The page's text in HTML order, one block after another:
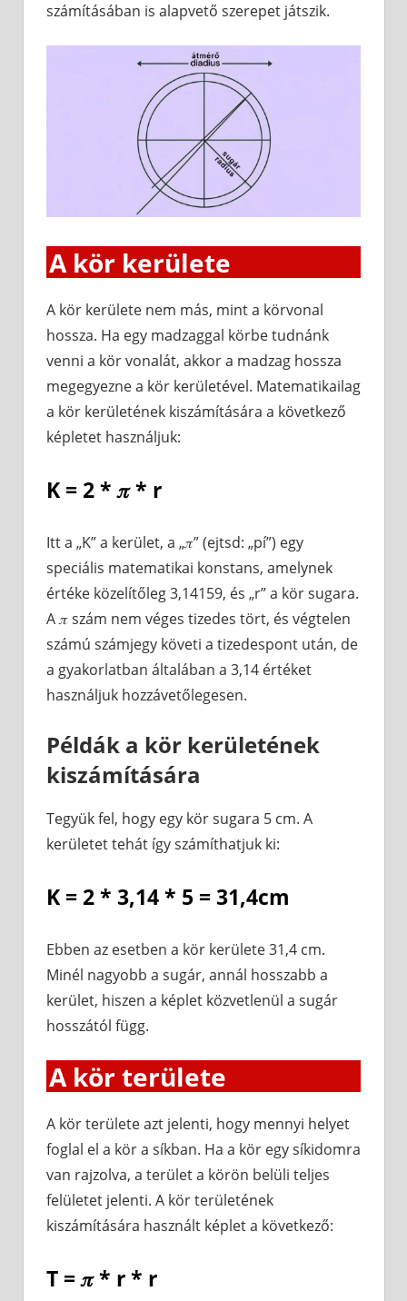
számításában is alapvető szerepet játszik.
A kör kerülete
A kör kerülete nem más, mint a körvonal
hossza. Ha egy madzaggal körbe tudnánk
venni a kör vonalát, akkor a madzag hossza
megegyezne a kör kerületével. Matematikailag
a kör kerületének kiszámítására a következő
képletet használjuk:
K = 2 * 𝜋 * r
Itt a „K” a kerület, a „𝜋” (ejtsd: „pí”) egy
speciális matematikai konstans, amelynek
értéke közelítőleg 3,14159, és „r” a kör sugara.
A 𝜋 szám nem véges tizedes tört, és végtelen
számú számjegy követi a tizedespont után, de
a gyakorlatban általában a 3,14 értéket
használjuk hozzávetőlegesen.
Példák a kör kerületének
kiszámítására
Tegyük fel, hogy egy kör sugara 5 cm. A
kerületet tehát így számíthatjuk ki:
K = 2 * 3,14 * 5 = 31,4cm
Ebben az esetben a kör kerülete 31,4 cm.
Minél nagyobb a sugár, annál hosszabb a
kerület, hiszen a képlet közvetlenül a sugár
hosszától függ.
A kör területe
A kör területe azt jelenti, hogy mennyi helyet
foglal el a kör a síkban. Ha a kör egy síkidomra
van rajzolva, a terület a körön belüli teljes
felületet jelenti. A kör területének
kiszámítására használt képlet a következő:
T = 𝜋 * r * r